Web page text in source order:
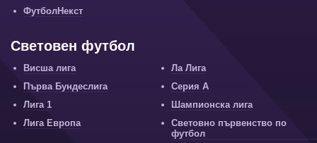
ФутболНекст
Световен футбол
Висша лига
Ла Лига
Първа Бундеслига
Серия А
Лига 1
Шампионска лига
Лига Европа
Световно първенство по
футбол